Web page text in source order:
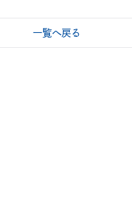
一覧へ戻る